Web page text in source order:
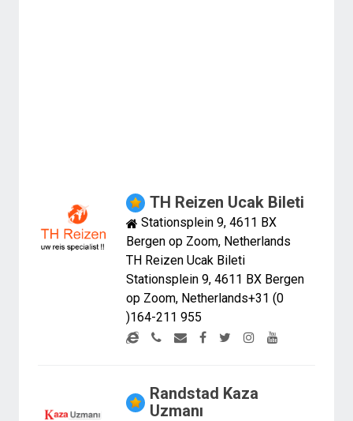
TH Reizen Ucak Bileti
Stationsplein 9, 4611 BX
Bergen op Zoom, Netherlands
TH Reizen Ucak Bileti
Stationsplein 9, 4611 BX Bergen
op Zoom, Netherlands+31 (0
)164-211 955
Randstad Kaza
Uzmanı